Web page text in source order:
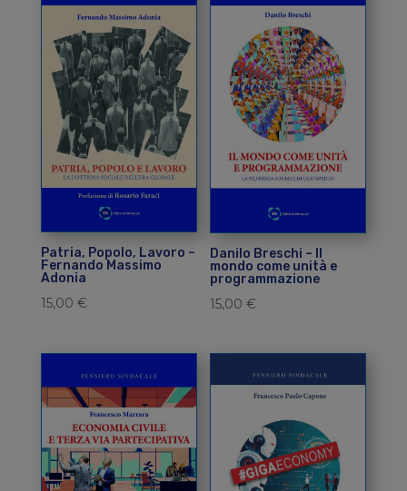
Patria, Popolo, Lavoro –
Fernando Massimo
Adonia
15,00 €
Danilo Breschi – Il
mondo come unità e
programmazione
15,00€